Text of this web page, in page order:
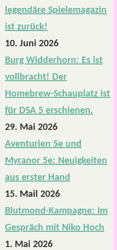
legendäre Spielemagazin
ist zurück!
10. Juni 2026
Burg Widderhorn: Es ist
vollbracht! Der
Homebrew-Schauplatz ist
für DSA 5 erschienen.
29. Mai 2026
Aventurien 5e und
Myranor 5e: Neuigkeiten
aus erster Hand
15. Mail 2026
Blutmond-Kampagne: Im
Gespräch mit Niko Hoch
1. Mai 2026